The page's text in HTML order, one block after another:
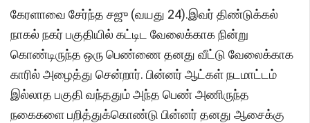
கேரளாவை சேர்ந்த சஜு (வயது 24).இவர் திண்டுக்கல்
நாகல் நகர் பகுதியில் கட்டிட வேலைக்காக நின்று
கொண்டிருந்த ஒரு பெண்ணை தனது வீட்டு வேலைக்காக
காரில் அழைத்து சென்றார். பின்னர் ஆட்கள் நடமாட்டம்
இல்லாத பகுதி வந்ததும் அந்த பெண் அணிருந்த
நகைகளை பறித்துக்கொண்டு பின்னர் தனது ஆசைக்கு